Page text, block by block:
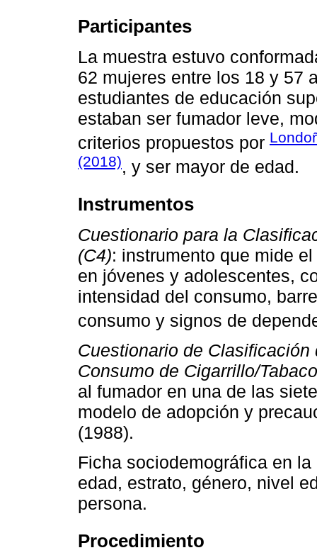
Participantes
La muestra estuvo
62 mujeres entre los 18 y 57
estudiantes de educación
estaban ser fumador leve,
criterios propuestos por
(2018), y ser mayor de edad.
Instrumentos
Cuestionario para la
(C4): instrumento que mide
en jóvenes y adolescentes,
intensidad del consumo,
consumo y signos de
Cuestionario de
Consumo de Cigarrillo/
al fumador en una de las
modelo de adopción y
(1988).
Ficha sociodemográfica en
edad, estrato, género, nivel
persona.
Procedimiento